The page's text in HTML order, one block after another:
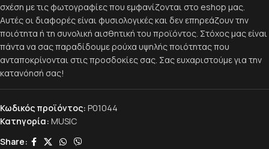
σχέση με τις φωτογραφίες που εμφανίζονται στο eshop μας.
Αυτές οι διαφορές είναι φυσιολογικές και δεν επηρεάζουν την
ποιότητα ή τη συνολική αισθητική του προϊόντος. Στόχος μας είναι
πάντα να σας παραδίδουμε ρούχα υψηλής ποιότητας που
ανταποκρίνονται στις προσδοκίες σας. Σας ευχαριστούμε για την
κατανόησή σας!
Κωδικός προϊόντος: P01044
Κατηγορία: MUSIC
Share: